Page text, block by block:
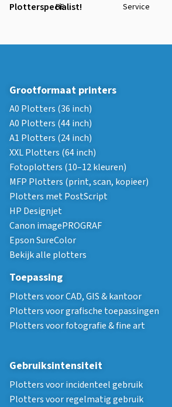
Plotterspecialist!
BE Service
Grootformaat printers
A0 Plotters (36 inch)
A0 Plotters (44 inch)
A1 Plotters (24 inch)
XXL Plotters (64 inch)
Fotoplotters (10–12 kleuren)
MFP Plotters (print, scan, kopieer)
Plotters met PostScript
HP Designjet
Canon imagePROGRAF
Epson SureColor
Bekijk alle plotters
Toepassing
Plotters voor CAD, GIS & kantoor
Plotters voor grafische toepassingen
Plotters voor fotografie & fine art
Gebruiksintensiteit
Plotters voor incidenteel gebruik
Plotters voor regelmatig gebruik